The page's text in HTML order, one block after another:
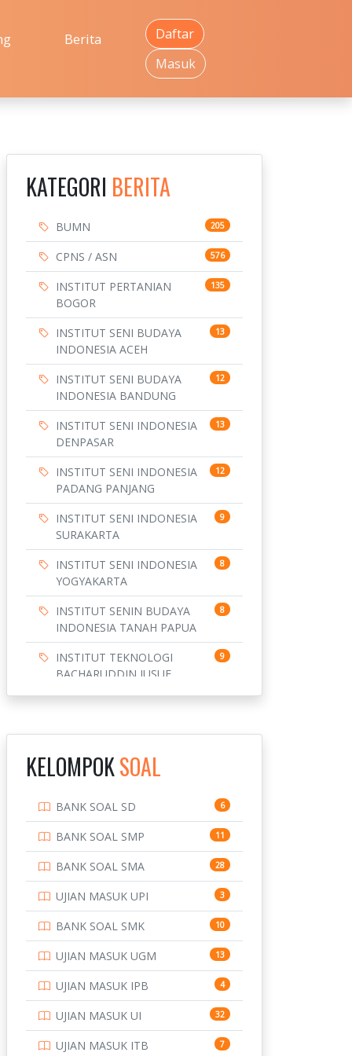
Berita
Daftar
Masuk
KATEGORI BERITA
BUMN 205
CPNS / ASN 576
INSTITUT PERTANIAN
BOGOR
135
INSTITUT SENI BUDAYA
INDONESIA ACEH
13
INSTITUT SENI BUDAYA
INDONESIA BANDUNG
12
INSTITUT SENI INDONESIA
DENPASAR
13
INSTITUT SENI INDONESIA
PADANG PANJANG
12
INSTITUT SENI INDONESIA
SURAKARTA
9
INSTITUT SENI INDONESIA
YOGYAKARTA
8
INSTITUT SENIN BUDAYA
INDONESIA TANAH PAPUA
8
INSTITUT TEKNOLOGI
BACHARUDDIN JUSUF
9
BANDUNG
INSTITUT TEKNOLOGI
INSTITUT TEKNOLOGI
SEPULUH NOVEMBER
10
INSTITUT TEKNOLOGI
SUMATERA
9
IPDN / STPDN 148
PENDIDIKAN 943
PERBANKAN 3
POLRI 169
POLTEK SSN 7
4
KELOMPOKSOAL
BANK SOAL SD 6
BANK SOAL SMP 11
BANK SOAL SMA 28
UJIAN MASUK UPI 3
BANK SOAL SMK 10
UJIAN MASUK UGM 13
UJIAN MASUK IPB 4
UJIAN MASUK UI 32
UJIAN MASUK ITB 7